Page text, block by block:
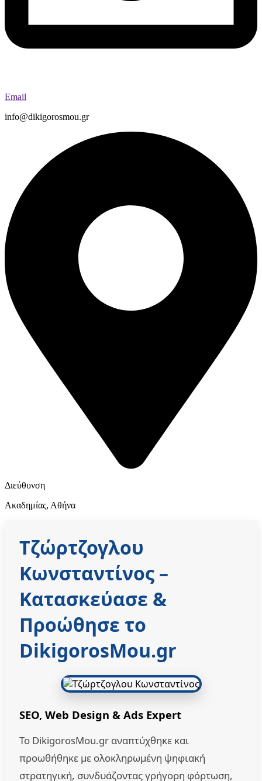
Email
info@dikigorosmou.gr
Διεύθυνση
Ακαδημίας, Αθήνα
Τζώρτζογλου
Κωνσταντίνος –
Κατασκεύασε &
Προώθησε το
DikigorosMou.gr
SEO, Web Design & Ads Expert
Το DikigorosMou.gr αναπτύχθηκε και
προωθήθηκε με ολοκληρωμένη ψηφιακή
στρατηγική, συνδυάζοντας γρήγορη φόρτωση,